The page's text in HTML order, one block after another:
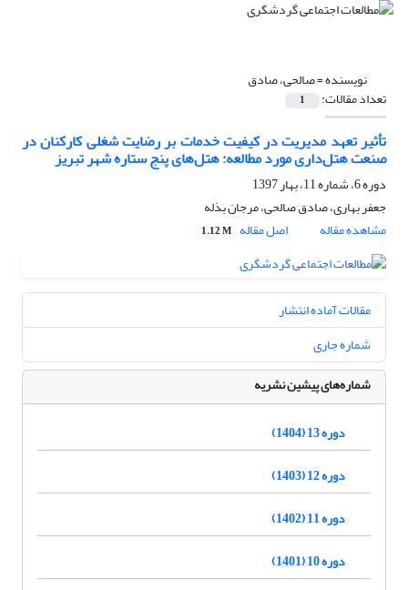
نویسنده =صالحی، صادق
تعداد مقالات: 1
تأثیر تعهد مدیریت در کیفیت خدمات بر رضایت شغلی کارکنان در
صنعت هتل‌داری مورد مطالعه: هتل‌های پنج ستاره شهر تبریز
دوره 6، شماره 11، بهار 1397
جعفر بهاری، صادق صالحی، مرجان بذله
مشاهده مقاله
اصل مقاله 1.12 M
مقالات آماده انتشار
شماره جاری
شماره‌های پیشین نشریه
دوره 13 (1404)
دوره 12 (1403)
دوره 11 (1402)
دوره 10 (1401)